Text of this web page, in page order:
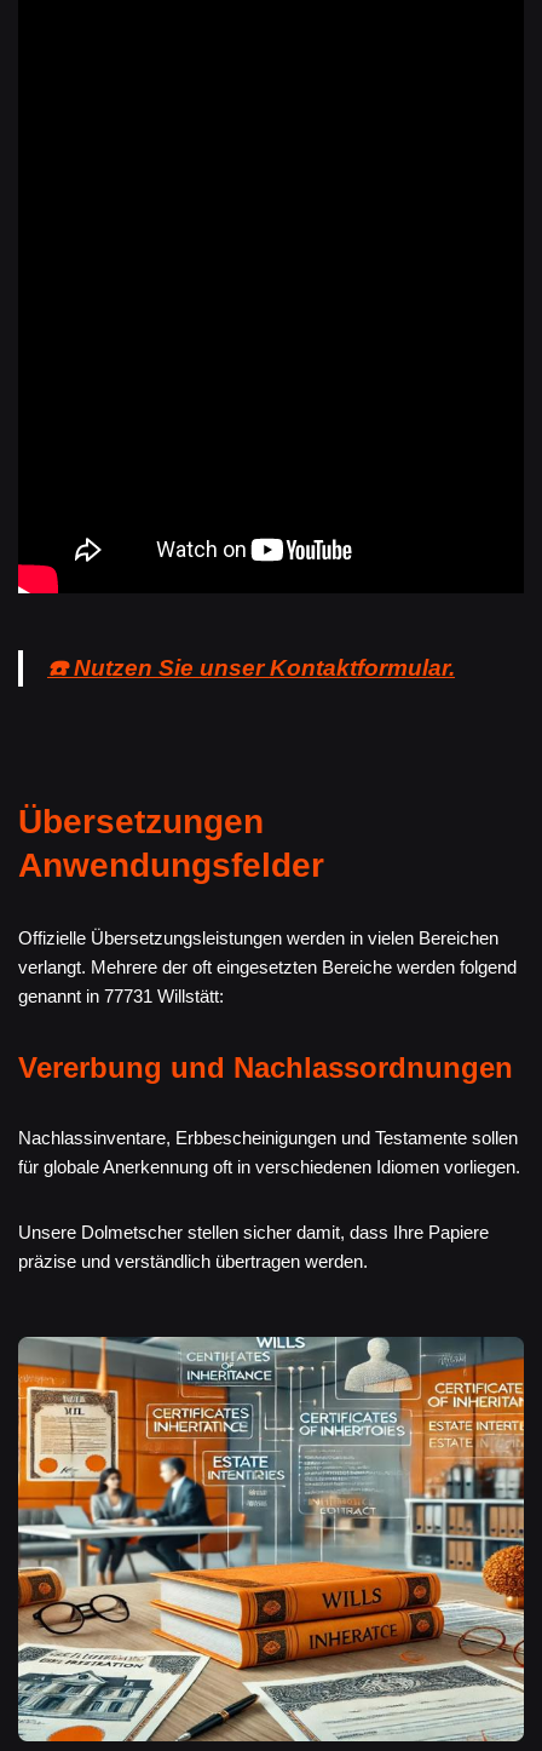
☎️ Nutzen Sie unser Kontaktformular.
Übersetzungen
Anwendungsfelder
Offizielle Übersetzungsleistungen werden in vielen Bereichen
verlangt. Mehrere der oft eingesetzten Bereiche werden folgend
genannt in 77731 Willstätt:
Vererbung und Nachlassordnungen
Nachlassinventare, Erbbescheinigungen und Testamente sollen
für globale Anerkennung oft in verschiedenen Idiomen vorliegen.
Unsere Dolmetscher stellen sicher damit, dass Ihre Papiere
präzise und verständlich übertragen werden.